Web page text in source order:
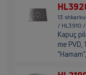
13
/ HL3910
Kapuç
me PVD,